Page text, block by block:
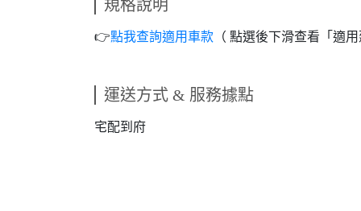
規格說明
👉️點我查詢適用車款 （ 點選後下滑查看「適
運送方式 & 服務據點
宅配到府